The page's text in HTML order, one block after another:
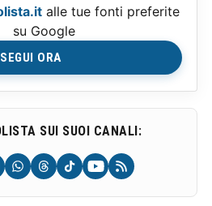
alle tue fonti preferite
su Google
SEGUI ORA
SUI SUOI CANALI: